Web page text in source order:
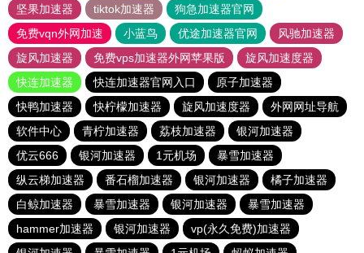
坚果加速器
tiktok加速器
狗急加速器官网
免费vqn外网加速
小蓝鸟 优途加速器官网
风驰加速器
旋风加速器
免费vps加速器外网苹果版
旋风加速度器
快连加速器
快连加速器官网入口
原子加速器
快鸭加速器
快柠檬加速器 旋风加速度器
外网网址导航
软件中心
青柠加速器 荔枝加速器
银河加速器
优云666
银河加速器 1元机场
暴雪加速器
纵云梯加速器
番石榴加速器 银河加速器
橘子加速器
白鲸加速器
暴雪加速器 银河加速器
暴雪加速器
hammer加速器
银河加速器
vp(永久免费)加速器